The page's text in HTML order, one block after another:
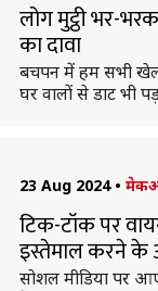
लोग मुट्ठी भर-
का दावा
बचपन में हम सभी
घर वालों से डाट भी
23 Aug 2024 •
टिक-टॉक पर
इस्तेमाल करने
सोशल मीडिया पर